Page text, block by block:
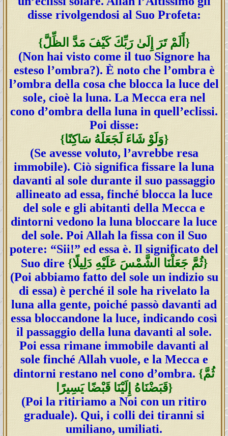
disse rivolgendosi al Suo Profeta:
{أَلَمْ تَرَ إِلَىٰ رَبِّكَ كَيْفَ مَدَّ الظِّلَّ}
(Non hai visto come il tuo Signore ha
esteso l’ombra?). È noto che l’ombra è
l’ombra della cosa che blocca la luce del
sole, cioè la luna. La Mecca era nel
cono d’ombra della luna in quell’eclissi.
Poi disse:
{وَلَوْ شَاءَ لَجَعَلَهُ سَاكِنًا}
(Se avesse voluto, l’avrebbe resa
immobile). Ciò significa fissare la luna
davanti al sole durante il suo passaggio
allineato ad essa, finché blocca la luce
del sole e gli abitanti della Mecca e
dintorni vedono la luna bloccare la luce
del sole. Poi Allah la fissa con il Suo
potere: “Sii!” ed essa è. Il significato del
Suo dire
{ثُمَّ جَعَلْنَا الشَّمْسَ عَلَيْهِ دَلِيلًا}
(Poi abbiamo fatto del sole un indizio su
di essa) è perché il sole ha rivelato la
luna alla gente, poiché passò davanti ad
essa bloccandone la luce, indicando così
il passaggio della luna davanti al sole.
Poi essa rimane immobile davanti al
sole finché Allah vuole, e la Mecca e
dintorni restano nel cono d’ombra. {ثُمَّ
قَبَضْنَاهُ إِلَيْنَا قَبْضًا يَسِيرًا}
(Poi la ritiriamo a Noi con un ritiro
graduale). Qui, i colli dei tiranni si
umiliano, umiliati.